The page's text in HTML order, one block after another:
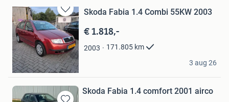
Bewaren
in
Mijn
Favorieten
Skoda Fabia 1.4 Combi 55KW 2003
€ 1.818,-
2003 171.805 km
ROSROKER GARAGE
Brielle
3 aug 26
Skoda Fabia 1.4 comfort 2001 airco